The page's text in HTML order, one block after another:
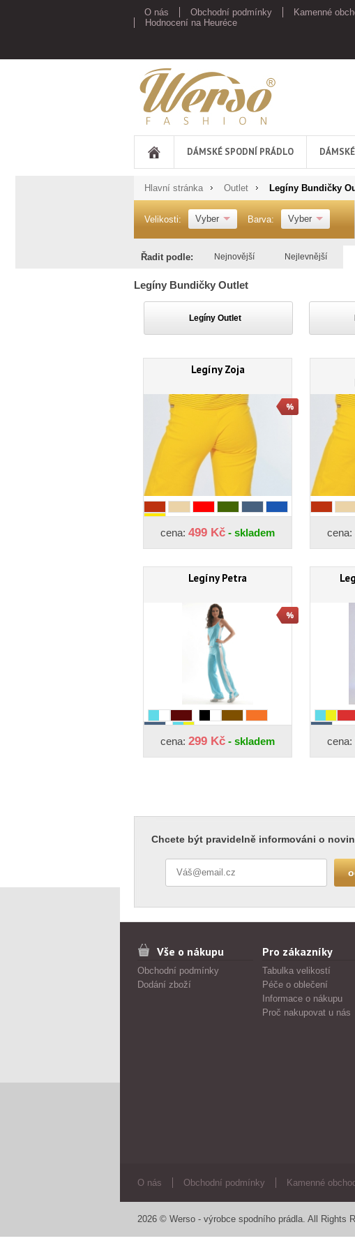
O nás Obchodní podmínky Kamenné
Hodnocení na Heuréce
Werso
DÁMSKÉ SPODNÍ PRÁDLO
Hlavní stránka Outlet Legíny Bundičky
Velikosti: Vyber Barva: Vyber
Řadit podle: Nejnovější Nejlevnější
Legíny Bundičky Outlet
Legíny Outlet
Legíny Zoja
cena: 499 Kč - skladem cena:
Legíny Petra
cena: 299 Kč - skladem cena:
Chcete být pravidelně informováni o
Vše o nákupu
Obchodní podmínky
Dodání zboží
Pro zákazníky
Tabulka velikostí
Péče o oblečení
Informace o nákupu
Proč nakupovat u nás
O nás Obchodní podmínky Kamenné
2026 © Werso - výrobce spodního prádla. All Rights